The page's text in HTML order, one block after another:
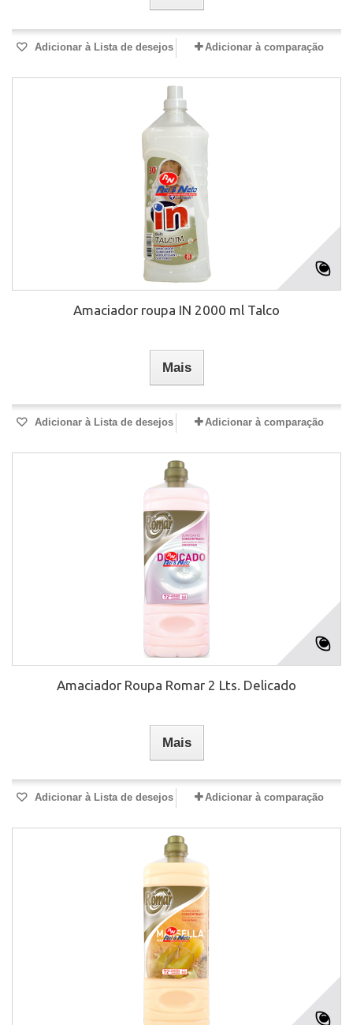
Adicionar à Lista de desejos Adicionar à comparação
Amaciador roupa IN 2000 ml Talco
Mais
Adicionar à Lista de desejos Adicionar à comparação
Amaciador Roupa Romar 2 Lts. Delicado
Mais
Adicionar à Lista de desejos Adicionar à comparação